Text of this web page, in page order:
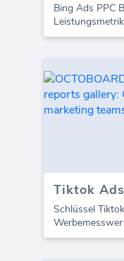
Bing Ads PPC
Schlüssel